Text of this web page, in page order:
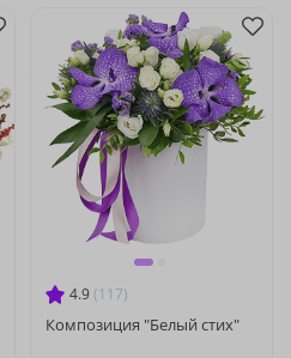
4.9 (117)
Композиция "Белый стих"